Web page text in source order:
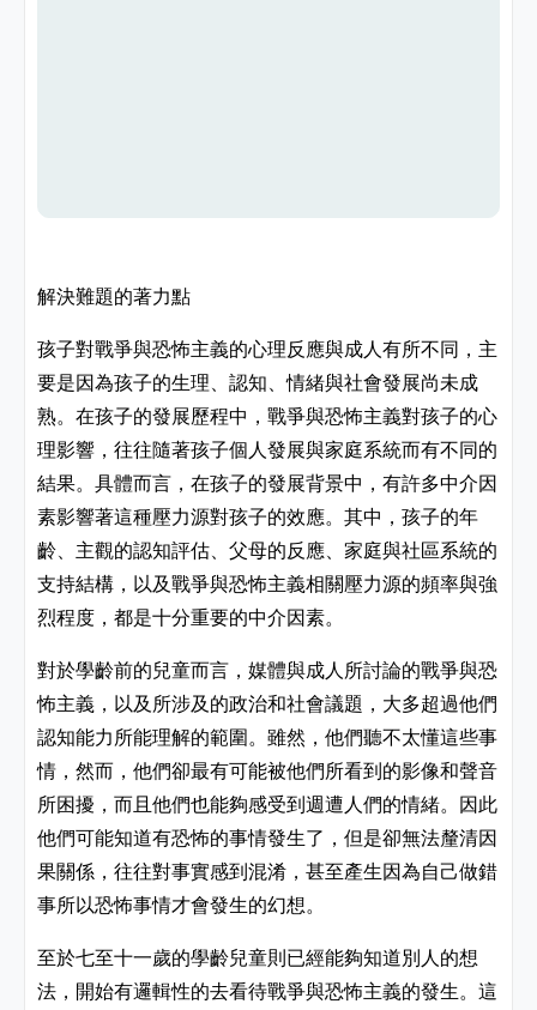
解決難題的著力點
孩子對戰爭與恐怖主義的心理反應與成人有所不同，主
要是因為孩子的生理、認知、情緒與社會發展尚未成
熟。在孩子的發展歷程中，戰爭與恐怖主義對孩子的心
理影響，往往隨著孩子個人發展與家庭系統而有不同的
結果。具體而言，在孩子的發展背景中，有許多中介因
素影響著這種壓力源對孩子的效應。其中，孩子的年
齡、主觀的認知評估、父母的反應、家庭與社區系統的
支持結構，以及戰爭與恐怖主義相關壓力源的頻率與強
烈程度，都是十分重要的中介因素。
對於學齡前的兒童而言，媒體與成人所討論的戰爭與恐
怖主義，以及所涉及的政治和社會議題，大多超過他們
認知能力所能理解的範圍。雖然，他們聽不太懂這些事
情，然而，他們卻最有可能被他們所看到的影像和聲音
所困擾，而且他們也能夠感受到週遭人們的情緒。因此
他們可能知道有恐怖的事情發生了，但是卻無法釐清因
果關係，往往對事實感到混淆，甚至產生因為自己做錯
事所以恐怖事情才會發生的幻想。
至於七至十一歲的學齡兒童則已經能夠知道別人的想
法，開始有邏輯性的去看待戰爭與恐怖主義的發生。這